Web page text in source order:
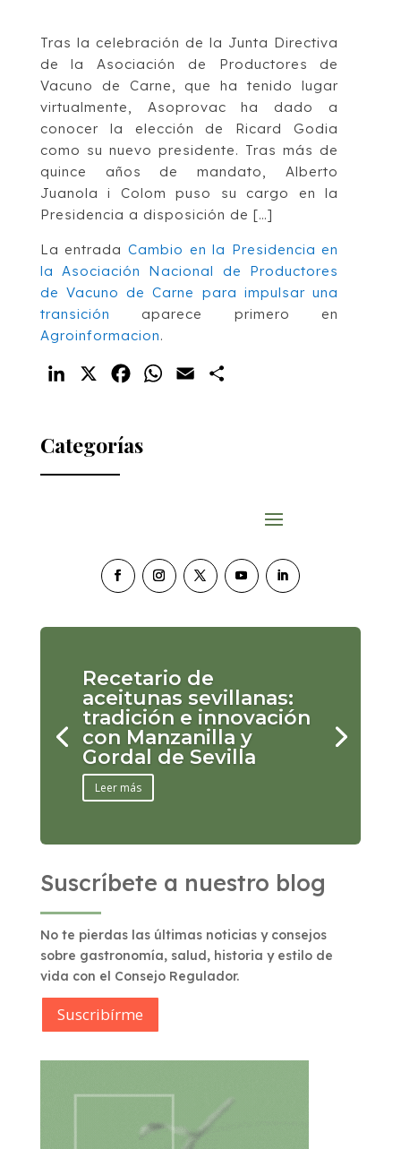
Tras la celebración de la Junta Directiva
de la Asociación de Productores de
Vacuno de Carne, que ha tenido lugar
virtualmente, Asoprovac ha dado a
conocer la elección de Ricard Godia
como su nuevo presidente. Tras más de
quince años de mandato, Alberto
Juanola i Colom puso su cargo en la
Presidencia a disposición de […]
La entrada Cambio en la Presidencia en
la Asociación Nacional de Productores
de Vacuno de Carne para impulsar una
transición aparece primero en
Agroinformacion.
LinkedIn FacebookWhatsApp
Email
Categorías
Recetario de
aceitunas sevillanas:
tradición e innovación
con Manzanilla y
Gordal de Sevilla
Leer más
Suscríbete a nuestro blog
No te pierdas las últimas noticias y consejos
sobre gastronomía, salud, historia y estilo de
vida con el Consejo Regulador.
Suscribírme